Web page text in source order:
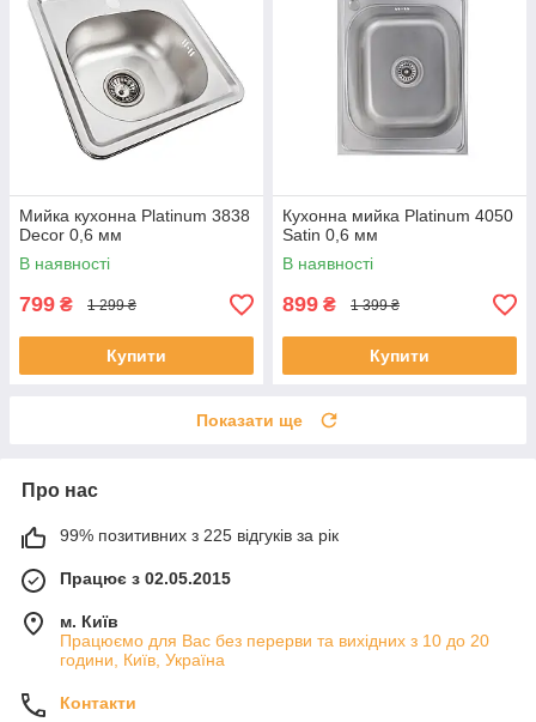
Мийка кухонна Platinum 3838
Decor 0,6 мм
В наявності
799 ₴ 1 299 ₴
Купити
Кухонна мийка Platinum 4050
Satin 0,6 мм
В наявності
899 ₴ 1 399 ₴
Купити
Показати ще
Про нас
99% позитивних з 225 відгуків за рік
Працює з 02.05.2015
м. Київ
Працюємо для Вас без перерви та вихідних з 10 до 20
години, Київ, Україна
Контакти